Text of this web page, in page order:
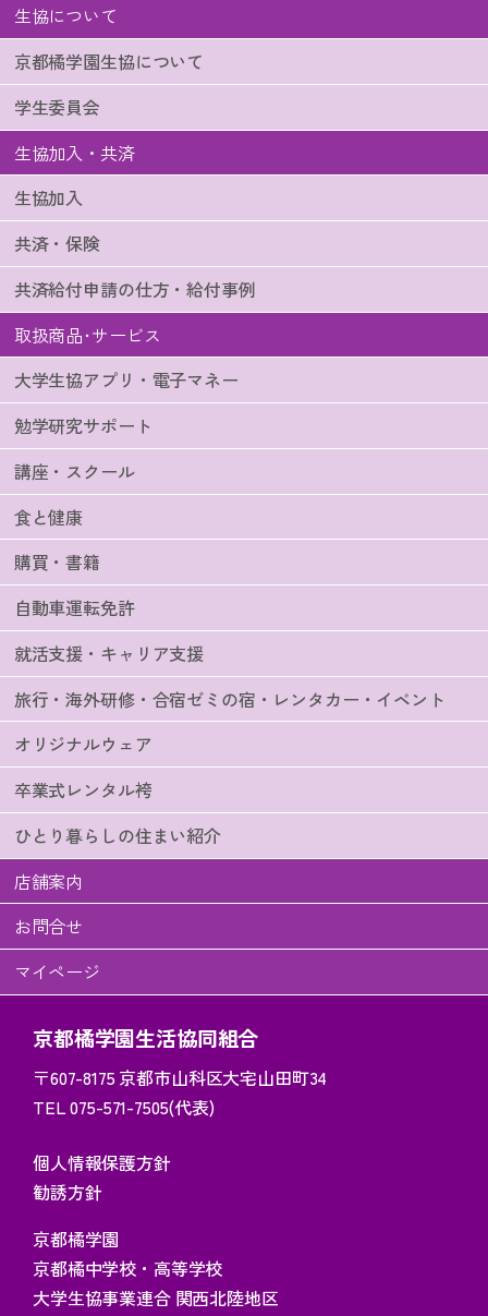
生協について
京都橘学園生協について
学生委員会
生協加入・共済
生協加入
共済・保険
共済給付申請の仕方・給付事例
取扱商品･サービス
大学生協アプリ・電子マネー
勉学研究サポート
講座・スクール
食と健康
購買・書籍
自動車運転免許
就活支援・キャリア支援
旅行・海外研修・合宿ゼミの宿・レンタカー・イベント
オリジナルウェア
卒業式レンタル袴
ひとり暮らしの住まい紹介
店舗案内
お問合せ
マイページ
京都橘学園生活協同組合
〒607-8175京都市山科区大宅山田町34
TEL 075-571-7505(代表)
個人情報保護方針
勧誘方針
京都橘学園
京都橘中学校・高等学校
大学生協事業連合 関西北陸地区